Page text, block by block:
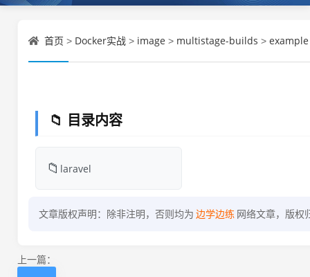
首页 > Docker实战 > image > multistage-builds > example
📁 目录内容
📁 laravel
文章版权声明：除非注明，否则均为 边学边练 网络文章，版权
上一篇：